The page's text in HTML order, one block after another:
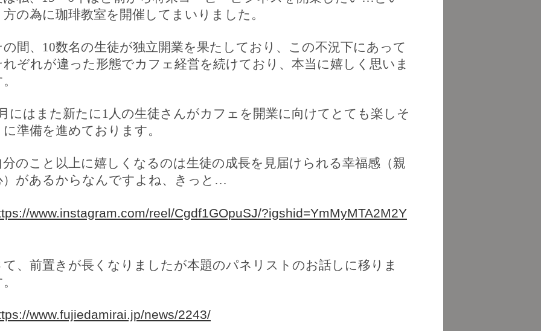
方の為に珈琲教室を開催してまいりました。
間、 10数名の生徒が独立開業を果たしており、この不況下にあって
れぞれが違った形態でカフェ経営を続けており、本当に嬉しく思いま
にはまた新たに 1 人の生徒さんがカフェを開業に向けてとても楽しそ
に準備を進めております。
分のこと以上に嬉しくなるのは生徒の成長を見届けられる幸福感（親
）があるからなんですよね、きっと …
www.instagram.com/reel/Cgdf1GOpuSJ/?igshid=YmMyMTA2M2Y
て、前置きが長くなりましたが本題のパネリストのお話しに移りま
www.fujiedamirai.jp/news/2243/